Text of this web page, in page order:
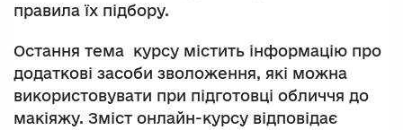
правила їх підбору.
Остання тема курсу містить інформацію про
додаткові засоби зволоження, які можна
використовувати при підготовці обличчя до
макіяжу. Зміст онлайн-курсу відповідає